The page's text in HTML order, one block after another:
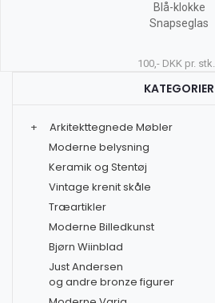
Blå-klokke
Snapseglas
100,- DKK pr. stk.
KATEGORIER
+
Arkitekttegnede Møbler
Moderne belysning
Keramik og Stentøj
Vintage krenit skåle
Træartikler
Moderne Billedkunst
Bjørn Wiinblad
Just Andersen
og andre bronze figurer